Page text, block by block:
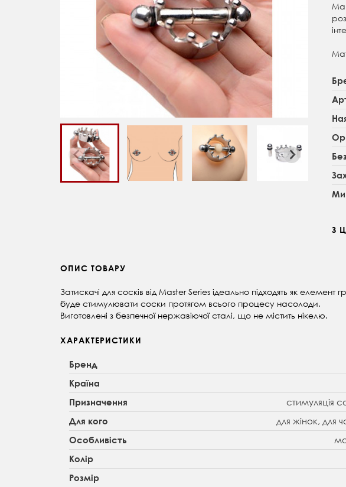
Ми
З
ОПИС ТОВАРУ
Затискачі для сосків від Master Series ідеально підходять як
буде стимулювати соски протягом всього процесу насолоди.
Виготовлені з безпечної нержавіючої сталі, що не містить нікелю.
ХАРАКТЕРИСТИКИ
Бренд
Країна
Призначення стимуляція
Для кого для жінок, для
Особливість
Колір
Розмір